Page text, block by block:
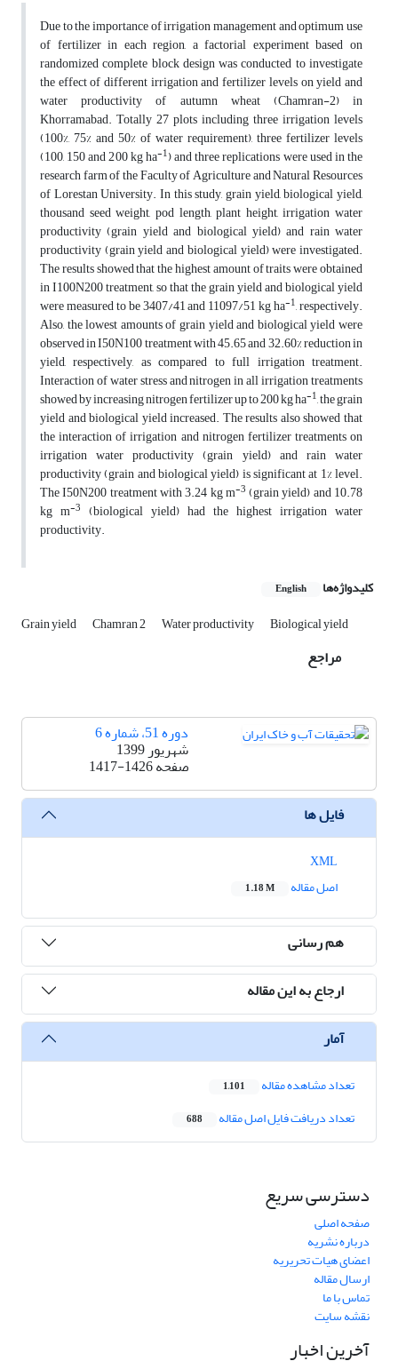
Due to the importance of irrigation management and optimum use
of fertilizer in each region, a factorial experiment based on
randomized complete block design was conducted to investigate
the effect of different irrigation and fertilizer levels on yield and
water productivity of autumn wheat (Chamran-2) in
Khorramabad. Totally 27 plots including three irrigation levels
(100%, 75% and 50% of water requirement), three fertilizer levels
(100, 150 and 200 kg ha-1) and three replications were used in the
research farm of the Faculty of Agriculture and Natural Resources
of Lorestan University. In this study, grain yield, biological yield,
thousand seed weight, pod length, plant height, irrigation water
productivity (grain yield and biological yield) and rain water
productivity (grain yield and biological yield) were investigated.
The results showed that the highest amount of traits were obtained
in I100N200 treatment, so that the grain yield and biological yield
were measured to be 3407/41 and 11097/51 kg ha-1, respectively.
Also, the lowest amounts of grain yield and biological yield were
observed in I50N100 treatment with 45.65 and 32.60% reduction in
yield, respectively, as compared to full irrigation treatment.
Interaction of water stress and nitrogen in all irrigation treatments
showed by increasing nitrogen fertilizer up to 200 kg ha-1, the grain
yield and biological yield increased. The results also showed that
the interaction of irrigation and nitrogen fertilizer treatments on
irrigation water productivity (grain yield) and rain water
productivity (grain and biological yield) is significant at 1% level.
The I50N200 treatment with 3.24 kg m-3 (grain yield) and 10.78
kg m-3 (biological yield) had the highest irrigation water
productivity.
کلیدواژه‌ها English
Grain yield Chamran 2 Water productivity Biological yield
مراجع
دوره 51، شماره 6
شهریور 1399
صفحه1417-1426
فایل ها
اصل مقاله
1.18 M
هم رسانی
ارجاع به این مقاله
آمار
تعداد مشاهده مقاله 1,101
تعداد دریافت فایل اصل مقاله 688
دسترسی سریع
صفحه اصلی
درباره نشریه
اعضای هیات تحریریه
ارسال مقاله
تماس با ما
نقشه سایت
آخرین اخبار